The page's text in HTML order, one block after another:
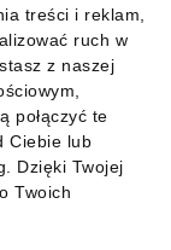
treści i reklam,
ruch w
z naszej
połączyć te
Ciebie lub
Dzięki Twojej
Twoich